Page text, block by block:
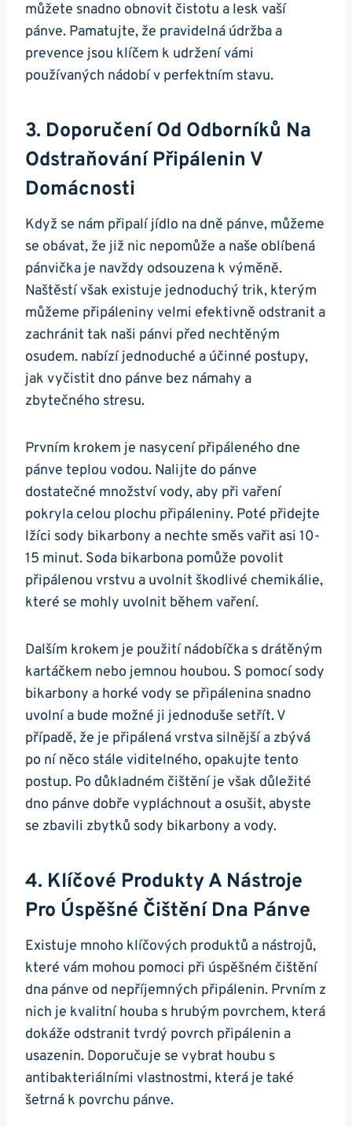
můžete snadno obnovit čistotu a lesk⁣ vaší
pánve. Pamatujte, že pravidelná údržba a
prevence​ jsou klíčem‍ k udržení vámi
používaných nádobí v perfektním ‌stavu.
3. Doporučení Od ⁤odborníků Na
Odstraňování‌ Připálenin V
Domácnosti
Když se nám připalí⁣ jídlo na dně pánve, můžeme
se obávat, že již nic nepomůže a naše oblíbená
pánvička je navždy odsouzena k výměně.
Naštěstí však ⁢existuje jednoduchý trik,⁢ kterým
můžeme připáleniny ‍velmi efektivně‌ odstranit a‍
zachránit tak naši pánvi ⁣před nechtěným ​
osudem. nabízí jednoduché a‌ účinné postupy,
jak vyčistit dno pánve bez námahy a
zbytečného ‍stresu.
Prvním krokem je nasycení připáleného dne
pánve teplou vodou. Nalijte do pánve​
dostatečné množství vody, aby při vaření
pokryla celou plochu připáleniny. Poté přidejte⁣
lžíci sody bikarbony a nechte směs vařit asi 10-
15 ⁣minut. Soda⁤ bikarbona pomůže povolit
připálenou vrstvu a uvolnit škodlivé chemikálie,
které se ‍mohly uvolnit během vaření.
Dalším krokem je použití nádobíčka s⁤ drátěným
⁣kartáčkem nebo jemnou houbou. S pomocí sody
bikarbony a horké vody se​ připálenina snadno
uvolní ⁣a bude možné ji jednoduše setřít.‍ V
případě, ‍že je⁣ připálená ⁤vrstva silnější a zbývá
po⁣ ní něco stále viditelného, opakujte tento
postup. Po ⁢důkladném ⁤čištění je však ⁤důležité
dno pánve ‌dobře vypláchnout a osušit, abyste
se zbavili zbytků sody bikarbony a ⁤vody.
4.⁢ Klíčové Produkty A Nástroje
Pro Úspěšné Čištění‍ Dna Pánve
Existuje mnoho klíčových produktů a nástrojů,
které vám mohou pomoci při úspěšném čištění
dna pánve od nepříjemných připálenin. Prvním z
nich je‍ kvalitní houba s⁢ hrubým ⁤povrchem, která
dokáže odstranit tvrdý‌ povrch připálenin a
usazenin. Doporučuje se vybrat houbu s
antibakteriálními vlastnostmi, která ⁢je také
‍šetrná k povrchu pánve.